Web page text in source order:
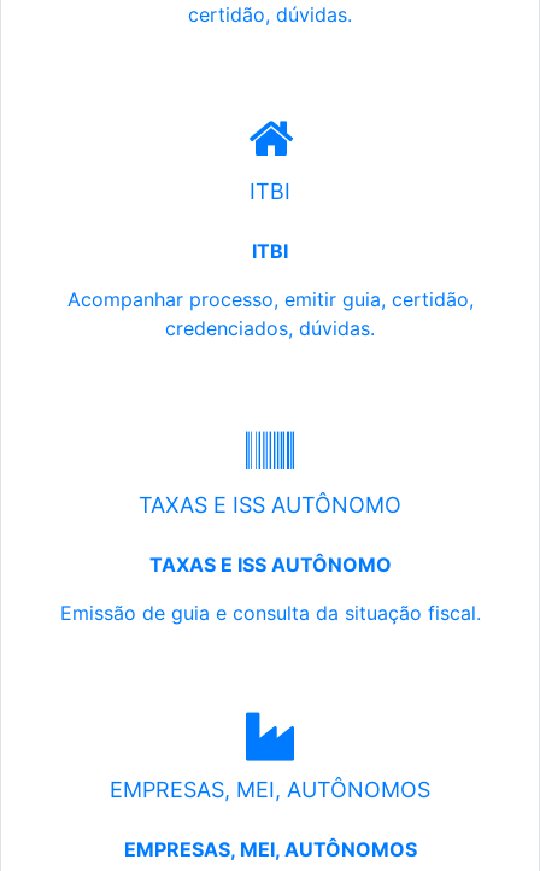
certidão, dúvidas.
ITBI
ITBI
Acompanhar processo, emitir guia, certidão,
credenciados, dúvidas.
TAXAS E ISS AUTÔNOMO
TAXAS E ISS AUTÔNOMO
Emissão de guia e consulta da situação fiscal.
EMPRESAS, MEI, AUTÔNOMOS
EMPRESAS, MEI, AUTÔNOMOS